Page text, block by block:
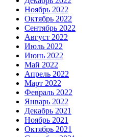
Ноябрь 2022
Октябрь 2022
Сентябрь 2022
Август 2022
Июль 2022
Июнь 2022
Май 2022
Апрель 2022
Март 2022
Февраль 2022
Январь 2022
Декабрь 2021
Ноябрь 2021
Октябрь 2021